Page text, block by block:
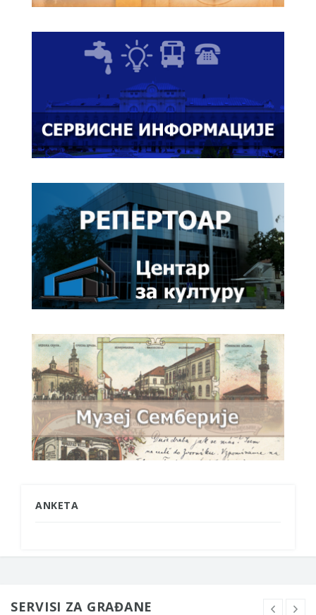
ANKETA
SERVISI ZA GRAĐANE